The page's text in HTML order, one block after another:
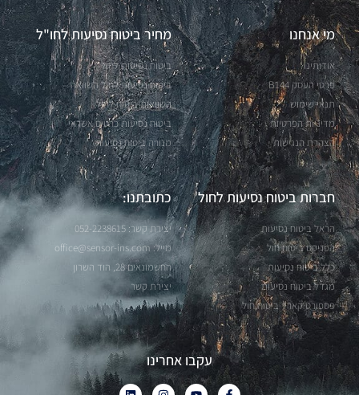
מי אנחנו
אודותינו
פרטי העסק B144
תנאי שימוש
מדיניות הפרטיות
הצהרת הנגישות
מחיר ביטוח נסיעות לחו"ל
ביטוח נסיעות לחול
ביטוח נסיעות לחול השוואה
השוואות ביטוח לחול
ביטוח נסיעות כרטיס אשראי
מנורה ביטוח נסיעות
חברות ביטוח נסיעות לחול
הראל ביטוח נסיעות
הפניקס ביטוח חול
כלל ביטוח נסיעות
מגדל ביטוח נסיעות
פספורט קארד ביטוח חול
כתובתנו:
יצירת קשר: 052-2238615
מייל:office@sensor-ins.com
החשמונאים 28, הוד השרון
יצירת קשר
עקבו אחרינו